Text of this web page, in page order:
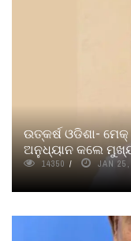
ଉତ୍କର୍ଷ ଓଡିଶା-
ଅନୁଧ୍ୟାନ କଲେ
14350 JAN 25,